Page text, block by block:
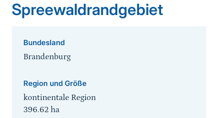
Spreewaldrandgebiet
Bundesland
Brandenburg
Region und Größe
kontinentale Region
396.62 ha